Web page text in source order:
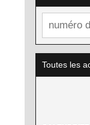
Toutes les